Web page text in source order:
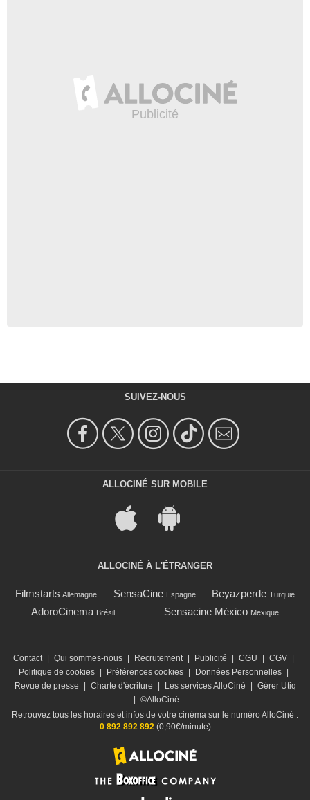
SUIVEZ-NOUS
ALLOCINÉ SUR MOBILE
ALLOCINÉ À L'ÉTRANGER
Filmstarts Allemagne SensaCine Espagne Beyazperde Turquie
AdoroCinema Brésil Sensacine México Mexique
Contact | Qui sommes-nous | Recrutement | Publicité | CGU | CGV |
Politique de cookies | Préférences cookies | Données Personnelles |
Revue de presse
| Charte d'écriture | Les services AlloCiné | Gérer Utiq
| ©AlloCiné
Retrouvez tous les horaires et infos de votre cinéma sur le numéro AlloCiné :
0 892 892 892 (0,90€/minute)